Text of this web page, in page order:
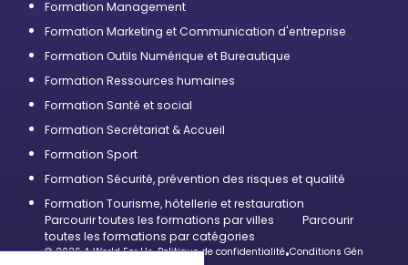
Formation Management
Formation Marketing et Communication d'entreprise
Formation Outils Numérique et Bureautique
Formation Ressources humaines
Formation Santé et social
Formation Secrétariat & Accueil
Formation Sport
Formation Sécurité, prévention des risques et qualité
Formation Tourisme, hôtellerie et restauration
Parcourir toutes les formations par villes
Parcourir
toutes les formations par catégories
© 2026 A World For Us•Politique de confidentialité•Conditions Générales